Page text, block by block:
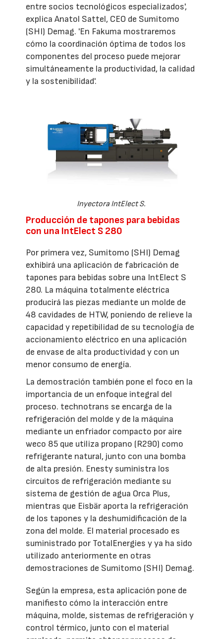
entre socios tecnológicos especializados',
explica Anatol Sattel, CEO de Sumitomo
(SHI) Demag. 'En Fakuma mostraremos
cómo la coordinación óptima de todos los
componentes del proceso puede mejorar
simultáneamente la productividad, la calidad
y la sostenibilidad'.
Inyectora IntElect S.
Producción de tapones para bebidas
con una IntElect S 280
Por primera vez, Sumitomo (SHI) Demag
exhibirá una aplicación de fabricación de
tapones para bebidas sobre una IntElect S
280. La máquina totalmente eléctrica
producirá las piezas mediante un molde de
48 cavidades de HTW, poniendo de relieve la
capacidad y repetibilidad de su tecnología de
accionamiento eléctrico en una aplicación
de envase de alta productividad y con un
menor consumo de energía.
La demostración también pone el foco en la
importancia de un enfoque integral del
proceso. technotrans se encarga de la
refrigeración del molde y de la máquina
mediante un enfriador compacto por aire
weco 85 que utiliza propano (R290) como
refrigerante natural, junto con una bomba
de alta presión. Enesty suministra los
circuitos de refrigeración mediante su
sistema de gestión de agua Orca Plus,
mientras que Eisbär aporta la refrigeración
de los tapones y la deshumidificación de la
zona del molde. El material procesado es
suministrado por TotalEnergies y ya ha sido
utilizado anteriormente en otras
demostraciones de Sumitomo (SHI) Demag.
Según la empresa, esta aplicación pone de
manifiesto cómo la interacción entre
máquina, molde, sistemas de refrigeración y
control térmico, junto con el material